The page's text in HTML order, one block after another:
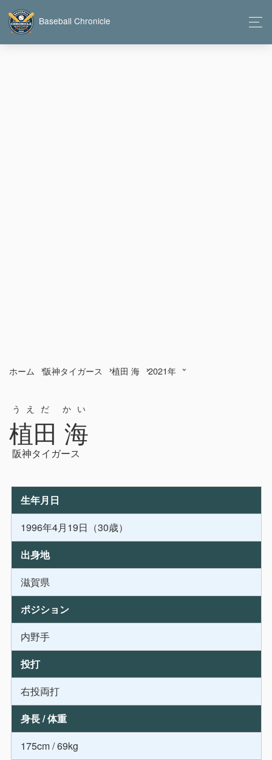
Baseball Chronicle
ホーム 阪神タイガース 植田 海 2021年
植田 海
うえだ かい
阪神タイガース
生年月日
1996年4月19日（30歳）
出身地
滋賀県
ポジション
内野手
投打
右投両打
身長 / 体重
175cm / 69kg